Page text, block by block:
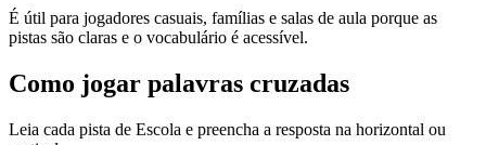
É útil para jogadores casuais, famílias e salas de aula porque as
pistas são claras e o vocabulário é acessível.
Como jogar palavras cruzadas
Leia cada pista de Escola e preencha a resposta na horizontal ou